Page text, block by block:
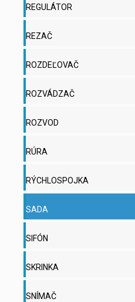
REGULÁTOR
REZAČ
ROZDEĽOVAČ
ROZVÁDZAČ
ROZVOD
RÚRA
RÝCHLOSPOJKA
SADA
SIFÓN
SKRINKA
SNÍMAČ